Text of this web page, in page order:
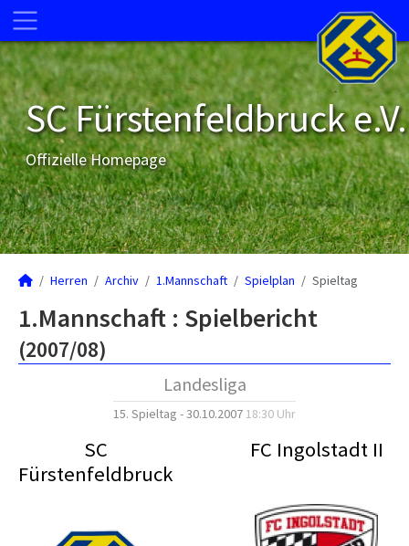
SC Fürstenfeldbruck e.V.
Offizielle Homepage
Herren Archiv 1.Mannschaft Spielplan Spieltag
1.Mannschaft : Spielbericht
(2007/08)
Landesliga
15. Spieltag - 30.10.2007 18:30 Uhr
SC
Fürstenfeldbruck
FC Ingolstadt II